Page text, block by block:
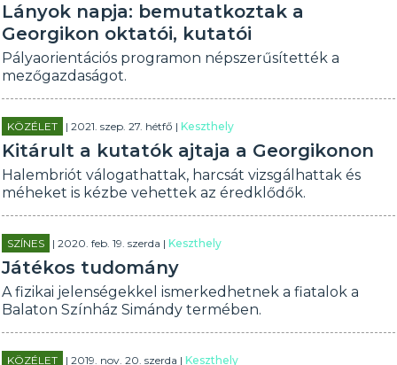
Lányok napja: bemutatkoztak a
Georgikon oktatói, kutatói
Pályaorientációs programon népszerűsítették a
mezőgazdaságot.
KÖZÉLET | 2021. szep. 27. hétfő |Keszthely
Kitárult a kutatók ajtaja a Georgikonon
Halembriót válogathattak, harcsát vizsgálhattak és
méheket is kézbe vehettek az éredklődők.
SZÍNES | 2020. feb. 19. szerda |Keszthely
Játékos tudomány
A fizikai jelenségekkel ismerkedhetnek a fiatalok a
Balaton Színház Simándy termében.
KÖZÉLET | 2019. nov. 20. szerda |Keszthely